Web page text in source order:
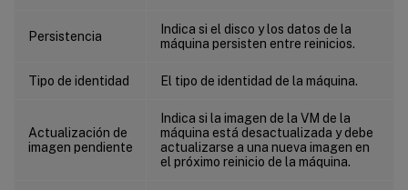
Persistencia
Indica si el disco y los datos de la
máquina persisten entre reinicios.
Tipo de identidad El tipo de identidad de la máquina.
Actualización de
imagen pendiente
Indica si la imagen de la VM de la
máquina está desactualizada y debe
actualizarse a una nueva imagen en
el próximo reinicio de la máquina.